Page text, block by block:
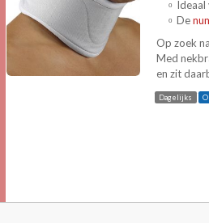
Dagelijks
De
Op zoek
Med
en zit